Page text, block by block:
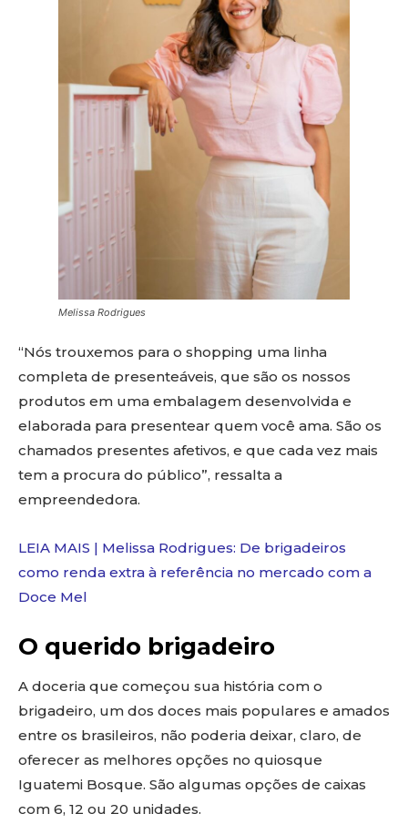
Melissa Rodrigues
“Nós trouxemos para o shopping uma linha
completa de presenteáveis, que são os nossos
produtos em uma embalagem desenvolvida e
elaborada para presentear quem você ama. São os
chamados presentes afetivos, e que cada vez mais
tem a procura do público”, ressalta a
empreendedora.
LEIA MAIS | Melissa Rodrigues: De brigadeiros
como renda extra à referência no mercado com a
Doce Mel
O querido brigadeiro
A doceria que começou sua história com o
brigadeiro, um dos doces mais populares e amados
entre os brasileiros, não poderia deixar, claro, de
oferecer as melhores opções no quiosque
Iguatemi Bosque. São algumas opções de caixas
com 6, 12 ou 20 unidades.